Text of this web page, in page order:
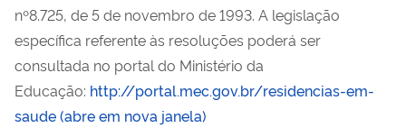
nº8.725, de 5 de novembro de 1993. A legislação
específica referente às resoluções poderá ser
consultada no portal do Ministério da
Educação: http://portal.mec.gov.br/residencias-em-
saude (abre em nova janela)